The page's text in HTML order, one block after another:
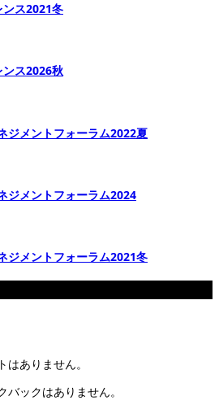
ス2021冬
ス2026秋
ジメントフォーラム2022夏
ジメントフォーラム2024
ジメントフォーラム2021冬
ありません。
ックはありません。